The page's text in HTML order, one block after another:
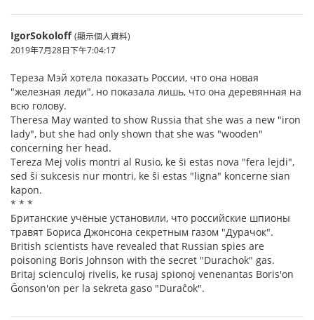
IgorSokoloff (顯示個人資料)
2019年7月28日下午7:04:17
Тереза Мэй хотела показать России, что она новая
"железная леди", но показала лишь, что она деревянная на
всю голову.
Theresa May wanted to show Russia that she was a new "iron
lady", but she had only shown that she was "wooden"
concerning her head.
Tereza Mej volis montri al Rusio, ke ŝi estas nova "fera lejdi",
sed ŝi sukcesis nur montri, ke ŝi estas "ligna" koncerne sian
kapon.
* * *
Британские учёные установили, что российские шпионы
травят Бориса Джонсона секретным газом "Дурачок".
British scientists have revealed that Russian spies are
poisoning Boris Johnson with the secret "Durachok" gas.
Britaj scienculoj rivelis, ke rusaj spionoj venenantas Boris'on
Ĝonson'on per la sekreta gaso "Duraĉok".